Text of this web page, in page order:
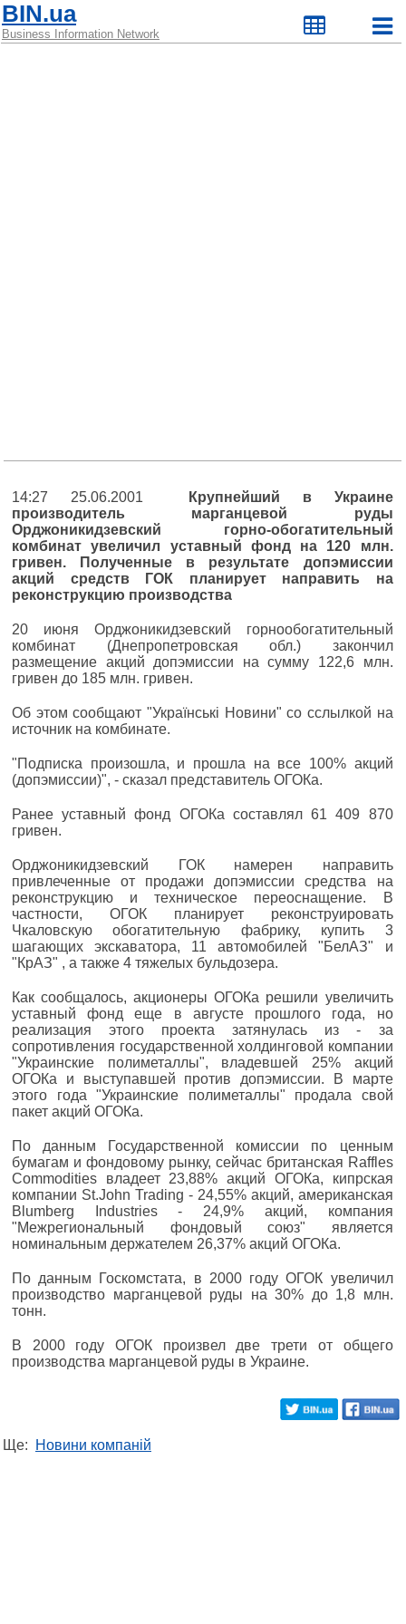
BIN.ua
Business Information Network
14:27 25.06.2001
Крупнейший в Украине
производитель марганцевой руды
Орджоникидзевский горно-обогатительный
комбинат увеличил уставный фонд на 120 млн.
гривен. Полученные в результате допэмиссии
акций средств ГОК планирует направить на
реконструкцию производства
20 июня Орджоникидзевский горнообогатительный
комбинат (Днепропетровская обл.) закончил
размещение акций допэмиссии на сумму 122,6 млн.
гривен до 185 млн. гривен.
Об этом сообщают "Українські Новини" со сслылкой на
источник на комбинате.
"Подписка произошла, и прошла на все 100% акций
(допэмиссии)", - сказал представитель ОГОКа.
Ранее уставный фонд ОГОКа составлял 61 409 870
гривен.
Орджоникидзевский ГОК намерен направить
привлеченные от продажи допэмиссии средства на
реконструкцию и техническое переоснащение. В
частности, ОГОК планирует реконструировать
Чкаловскую обогатительную фабрику, купить 3
шагающих экскаватора, 11 автомобилей "БелАЗ" и
"КрАЗ" , а также 4 тяжелых бульдозера.
Как сообщалось, акционеры ОГОКа решили увеличить
уставный фонд еще в августе прошлого года, но
реализация этого проекта затянулась из - за
сопротивления государственной холдинговой компании
"Украинские полиметаллы", владевшей 25% акций
ОГОКа и выступавшей против допэмиссии. В марте
этого года "Украинские полиметаллы" продала свой
пакет акций ОГОКа.
По данным Государственной комиссии по ценным
бумагам и фондовому рынку, сейчас британская Rаffles
Commodities владеет 23,88% акций ОГОКа, кипрская
компании St.John Trading - 24,55% акций, американская
Blumberg Industries - 24,9% акций, компания
"Межрегиональный фондовый союз" является
номинальным держателем 26,37% акций ОГОКа.
По данным Госкомстата, в 2000 году ОГОК увеличил
производство марганцевой руды на 30% до 1,8 млн.
тонн.
В 2000 году ОГОК произвел две трети от общего
производства марганцевой руды в Украине.
Ще: Новини компаній